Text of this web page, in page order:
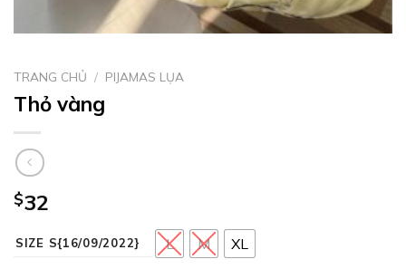
TRANG CHỦ / PIJAMAS LỤA
Thỏ vàng
$32
SIZE S{16/09/2022} L M XL